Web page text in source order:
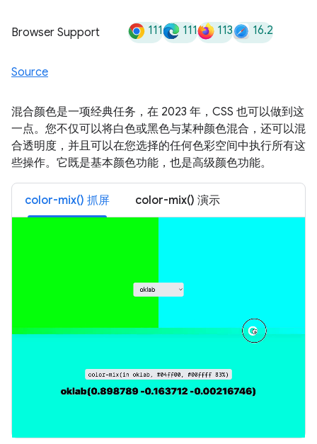
Browser Support 111 111 113 16.2
Source
混合颜色是一项经典任务，在 2023 年，CSS 也可以做到这
一点。您不仅可以将白色或黑色与某种颜色混合，还可以混
合透明度，并且可以在您选择的任何色彩空间中执行所有这
些操作。它既是基本颜色功能，也是高级颜色功能。
color-mix() 抓屏 color-mix() 演示